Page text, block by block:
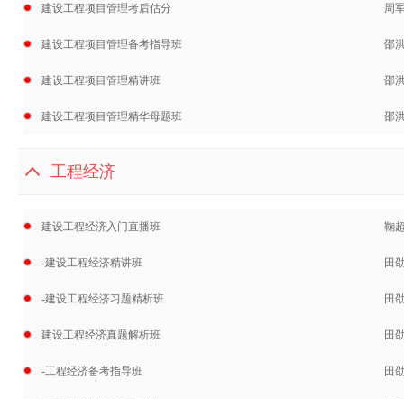
建设工程项目管理考后估分 周
建设工程项目管理备考指导班 邵
建设工程项目管理精讲班 邵
建设工程项目管理精华母题班 邵
工程经济
建设工程经济入门直播班 鞠
-建设工程经济精讲班 田
-建设工程经济习题精析班 田
建设工程经济真题解析班 田
-工程经济备考指导班 田